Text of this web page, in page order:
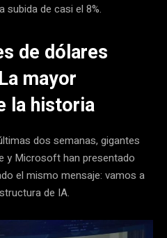
subida de casi el 8%.
de dólares
mayor
la historia
dos semanas, gigantes
y Microsoft han presentado
el mismo mensaje: vamos a
de IA.